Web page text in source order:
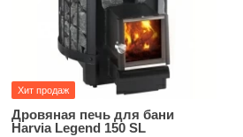
Хит продаж
Дровяная печь для бани
Harvia Legend 150 SL